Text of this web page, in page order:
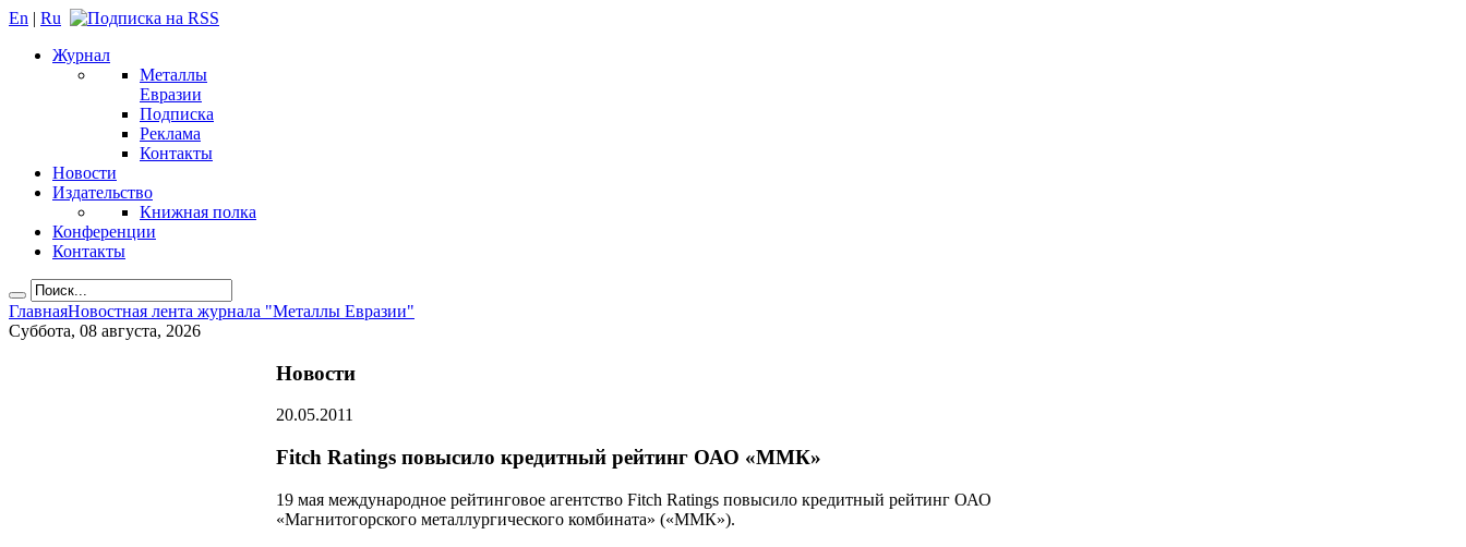
En | Ru
Журнал
Металлы
Евразии
Подписка
Реклама
Контакты
Новости
Издательство
Книжная полка
Конференции
Контакты
ГлавнаяНовостная лента журнала "Металлы Евразии"
Суббота, 08 августа, 2026
Новости
20.05.2011
Fitch Ratings повысило кредитный рейтинг ОАО «ММК»
19 мая международное рейтинговое агентство Fitch Ratings повысило кредитный рейтинг ОАО
«Магнитогорского металлургического комбината» («ММК»).